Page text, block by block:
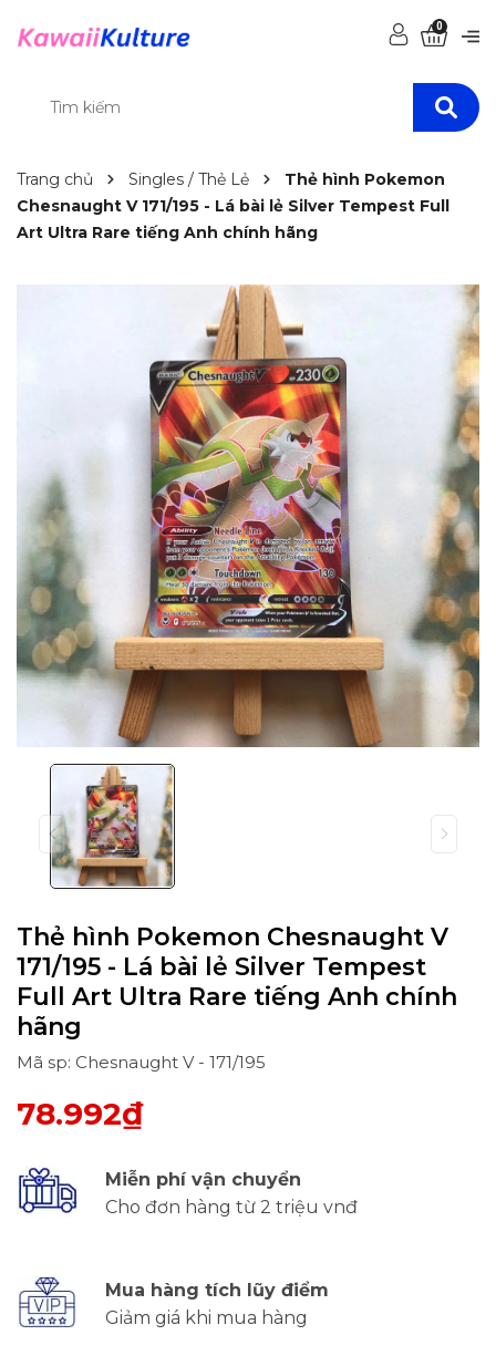
0
Trang chủ Singles / Thẻ Lẻ
Thẻ hình Pokemon
Chesnaught V 171/195 - Lá bài lẻ Silver Tempest Full
Art Ultra Rare tiếng Anh chính hãng
Thẻ hình Pokemon Chesnaught V
171/195 - Lá bài lẻ Silver Tempest
Full Art Ultra Rare tiếng Anh chính
hãng
Mã sp: Chesnaught V - 171/195
78.992₫
Miễn phí vận chuyển
Cho đơn hàng từ 2 triệu vnđ
Mua hàng tích lũy điểm
Giảm giá khi mua hàng